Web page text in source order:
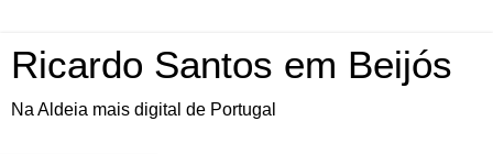
Ricardo Santos em Beijós
Na Aldeia mais digital de Portugal